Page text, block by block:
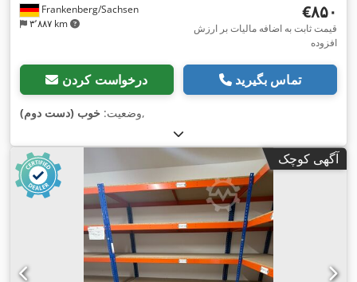
Frankenberg/Sachsen
۳٬۸۸۷ km
‎€۸۵۰
قیمت ثابت به اضافه مالیات بر ارزش
افزوده
درخواست کردن تماس بگیرید
وضعیت: خوب (دست دوم) ,
آگهی کوچک